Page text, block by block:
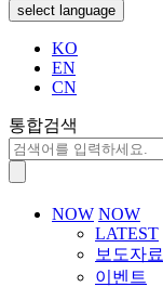
select language
KO
EN
CN
통합검색
NOW NOW
LATEST
보도자료
이벤트